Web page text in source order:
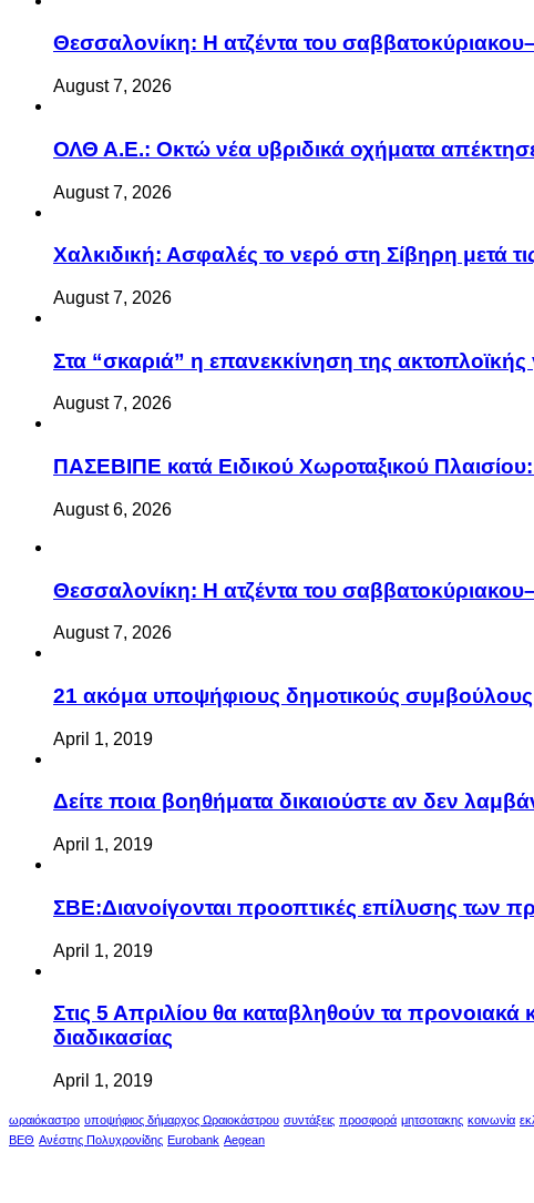
Θεσσαλονίκη: Η ατζέντα του
August 7, 2026
ΟΛΘ Α.Ε.: Οκτώ νέα υβριδικά οχήματα
August 7, 2026
Χαλκιδική: Ασφαλές το νερό στη Σίβηρη μετά τις
August 7, 2026
Στα “σκαριά” η επανεκκίνηση της
August 7, 2026
ΠΑΣΕΒΙΠΕ κατά Ειδικού Χωροταξικού
August 6, 2026
Θεσσαλονίκη: Η ατζέντα του
August 7, 2026
21 ακόμα υποψήφιους δημοτικούς
April 1, 2019
Δείτε ποια βοηθήματα δικαιούστε αν δεν
April 1, 2019
ΣΒΕ:Διανοίγονται προοπτικές επίλυσης των
April 1, 2019
Στις 5 Απριλίου θα καταβληθούν τα
διαδικασίας
April 1, 2019
ωραιόκαστρο υποψήφιος δήμαρχος Ωραιοκάστρου συντάξεις προσφορά μητσοτακης κοινωνία
ΒΕΘ Ανέστης Πολυχρονίδης Eurobank Aegean